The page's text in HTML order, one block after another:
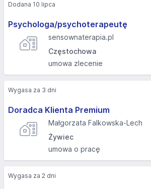
Psychologa/psychoterapeutę
sensownaterapia.pl
Częstochowa
umowa zlecenie
Dodana 10 lipca
Doradca Klienta Premium
Małgorzata Falkowska-Lech
Żywiec
umowa o pracę
Wygasa za 3 dni
Wygasa za 2 dni